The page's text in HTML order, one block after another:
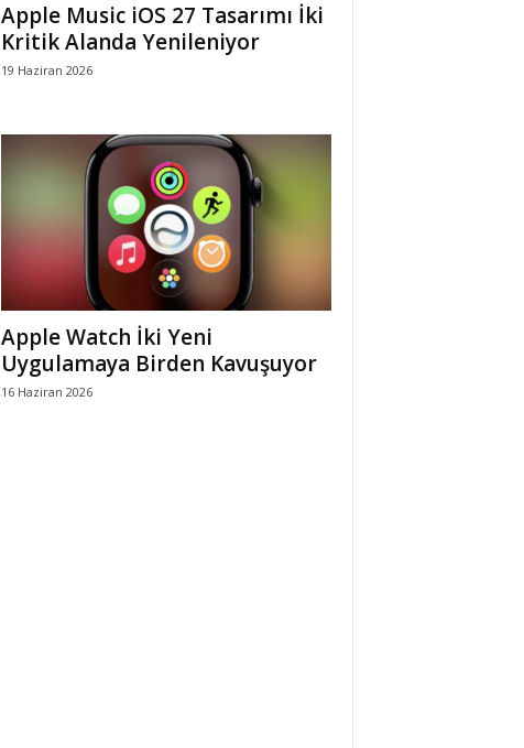
Apple Music iOS 27 Tasarımı İki
Kritik Alanda Yenileniyor
19 Haziran 2026
Apple Watch İki Yeni
Uygulamaya Birden Kavuşuyor
16 Haziran 2026